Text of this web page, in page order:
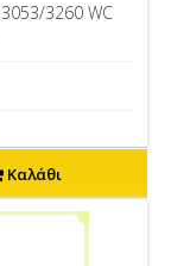
3053/3260 WC
Καλάθι